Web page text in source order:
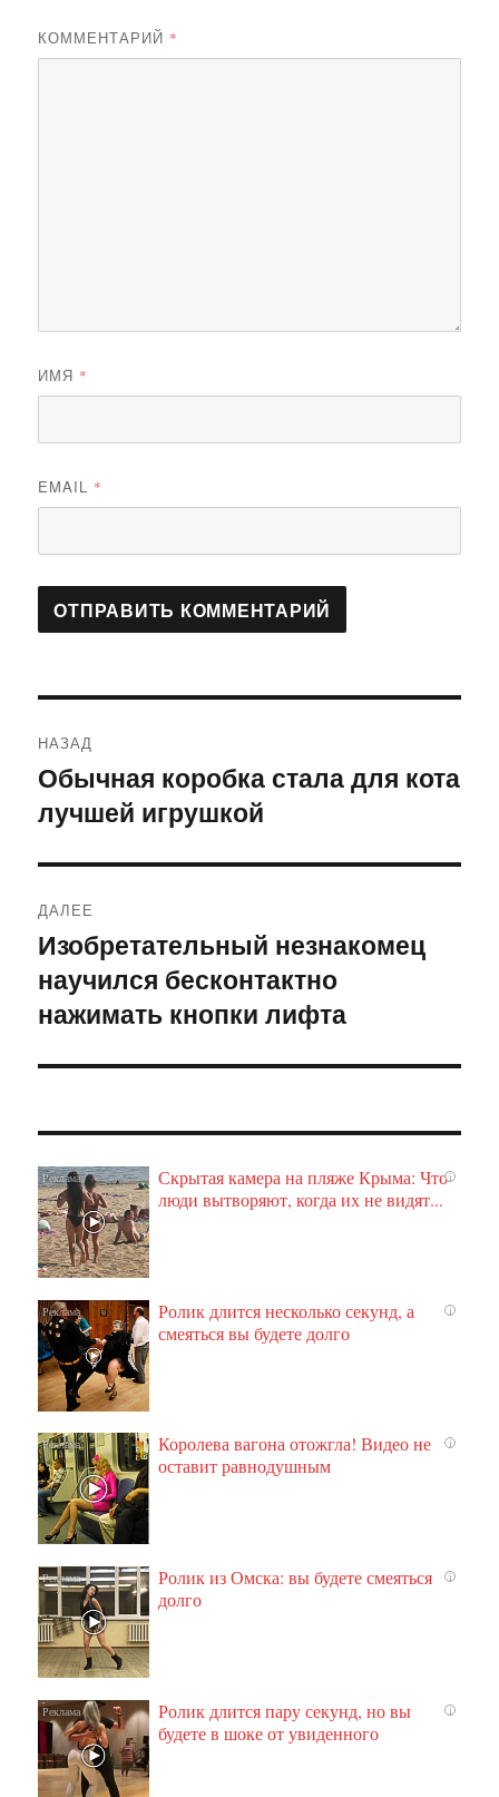
КОММЕНТАРИЙ *
ИМЯ *
EMAIL *
по
записям
НАЗАД
Предыдущая
запись:
Обычная коробка стала для кота
лучшей игрушкой
ДАЛЕЕ
Следующая
запись:
Изобретательный незнакомец
научился бесконтактно
нажимать кнопки лифта
i
Скрытая камера на пляже Крыма: Что
люди вытворяют, когда их не видят...
i
Ролик длится несколько секунд, а
смеяться вы будете долго
i
Королева вагона отожгла! Видео не
оставит равнодушным
i
Ролик из Омска: вы будете смеяться
долго
i
Ролик длится пару секунд, но вы
будете в шоке от увиденного